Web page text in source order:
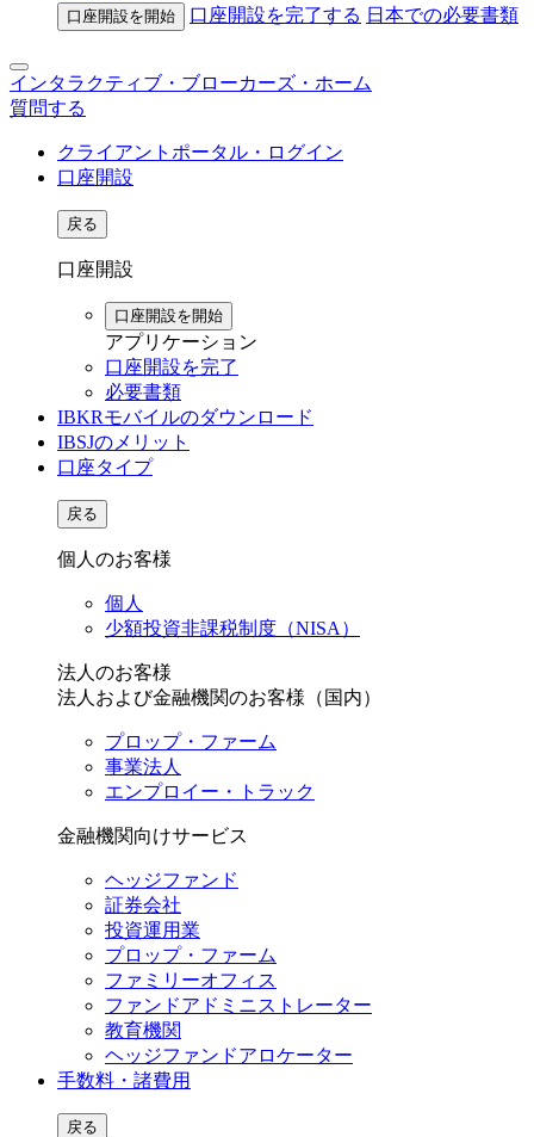
口座開設を開始 口座開設を完了する 日本での必要書類
インタラクティブ・ブローカーズ・ホーム
質問する
クライアントポータル・ログイン
口座開設
戻る
口座開設
口座開設を開始
アプリケーション
口座開設を完了
必要書類
IBKRモバイルのダウンロード
IBSJのメリット
口座タイプ
戻る
個人のお客様
個人
少額投資非課税制度（NISA）
法人のお客様
法人および金融機関のお客様（国内）
プロップ・ファーム
事業法人
エンプロイー・トラック
金融機関向けサービス
ヘッジファンド
証券会社
投資運用業
プロップ・ファーム
ファミリーオフィス
ファンドアドミニストレーター
教育機関
ヘッジファンドアロケーター
手数料・諸費用
戻る